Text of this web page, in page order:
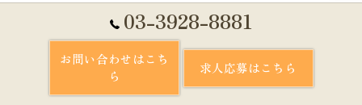
とで、通勤や通学が非常に便利になります。さらに、バ
ス路線も充実しており、主要な駅から離れたエリアでも
アクセスが良好です。駅近の物件は人気が高く、入居者
が早期に決まる傾向があります。交通アクセスの良さ
03-3928-8881
お問い合わせはこち
ら
求人応募はこちら